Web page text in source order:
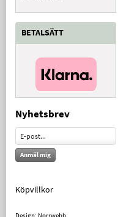
BETALSÄTT
Nyhetsbrev
Anmäl mig
Köpvillkor
Design: Norrwebb